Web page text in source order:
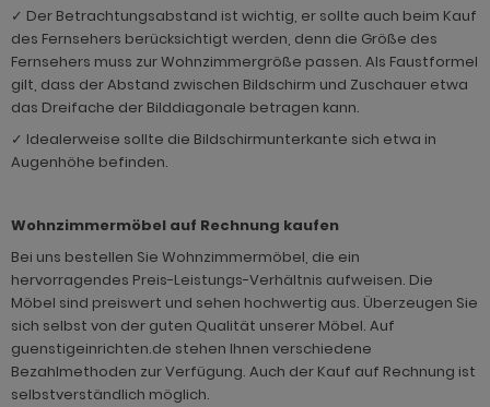
✓ Der Betrachtungsabstand ist wichtig, er sollte auch beim Kauf
des Fernsehers berücksichtigt werden, denn die Größe des
Fernsehers muss zur Wohnzimmergröße passen. Als Faustformel
gilt, dass der Abstand zwischen Bildschirm und Zuschauer etwa
das Dreifache der Bilddiagonale betragen kann.
✓ Idealerweise sollte die Bildschirmunterkante sich etwa in
Augenhöhe befinden.
Wohnzimmermöbel auf Rechnung kaufen
Bei uns bestellen Sie Wohnzimmermöbel, die ein
hervorragendes Preis-Leistungs-Verhältnis aufweisen. Die
Möbel sind preiswert und sehen hochwertig aus. Überzeugen Sie
sich selbst von der guten Qualität unserer Möbel. Auf
guenstigeinrichten.de stehen Ihnen verschiedene
Bezahlmethoden zur Verfügung. Auch der Kauf auf Rechnung ist
selbstverständlich möglich.